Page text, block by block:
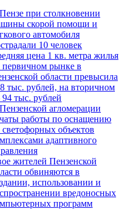
при столкновении
скорой помощи и
автомобиля
10 человек
цена 1 кв. метра жилья
первичном рынке в
области превысила
тыс. рублей, на вторичном
тыс. рублей
агломерации
работы по оснащению
светофорных объектов
адаптивного
жителей Пензенской
обвиняются в
использовании и
вредоносных
программ